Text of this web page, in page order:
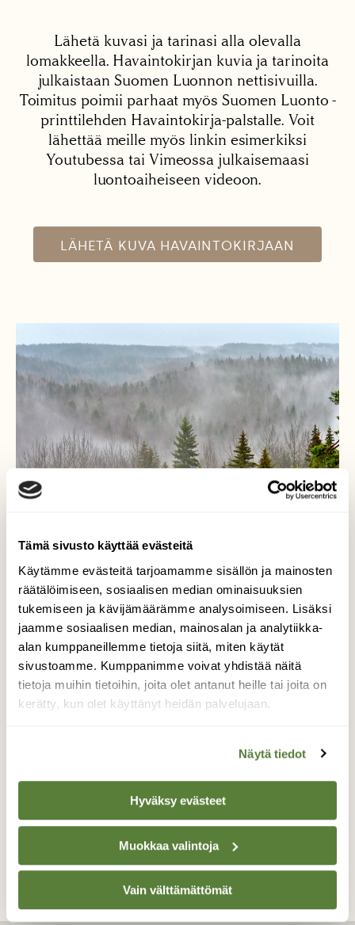
Tämä sivusto käyttää evästeitä
Käytämme evästeitä tarjoamamme sisällön ja mainosten
räätälöimiseen, sosiaalisen median ominaisuuksien
tukemiseen ja kävijämäärämme analysoimiseen. Lisäksi
jaamme sosiaalisen median, mainosalan ja analytiikka-
alan kumppaneillemme tietoja siitä, miten käytät
sivustoamme. Kumppanimme voivat yhdistää näitä
tietoja muihin tietoihin, joita olet antanut heille tai joita on
kerätty, kun olet käyttänyt heidän palvelujaan.
Näytä tiedot
Hyväksy evästeet
Muokkaa valintoja
Vain välttämättömät
Lähetä kuvasi ja tarinasi alla olevalla
lomakkeella. Havaintokirjan kuvia ja tarinoita
julkaistaan Suomen Luonnon nettisivuilla.
Toimitus poimii parhaat myös Suomen Luonto -
printtilehden Havaintokirja-palstalle. Voit
lähettää meille myös linkin esimerkiksi
Youtubessa tai Vimeossa julkaisemaasi
luontoaiheiseen videoon.
LÄHETÄ KUVA HAVAINTOKIRJAAN
Hieno sumunäytelmä
Se jatkui tuntikausia. Koko ajan muodostui
uusia muotoja heikon tuulen ansiosta, joka
puhalsi juuri oikeasta suunnasta.
kansallispuisto Marraskuu